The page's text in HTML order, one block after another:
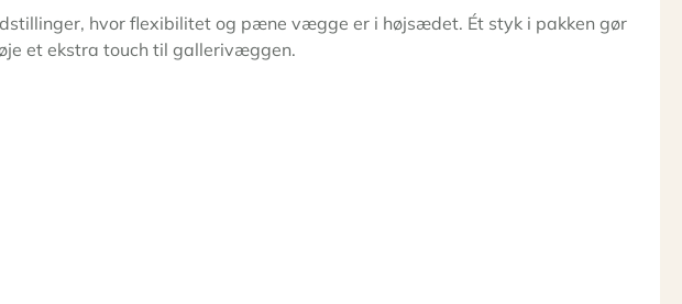
hvor flexibilitet og pæne vægge er i højsædet. Ét styk i pakken gør
et ekstra touch til gallerivæggen.